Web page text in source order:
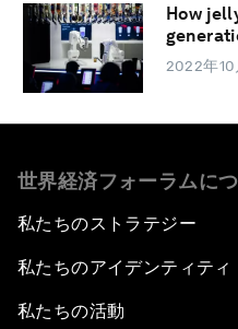
How
2022年10
世界経済フォーラムに
私たちのストラテジー
私たちのアイデンティティ
私たちの活動